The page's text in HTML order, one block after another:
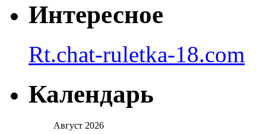
Интересное
Rt.chat-ruletka-18.com
Календарь
Август 2026